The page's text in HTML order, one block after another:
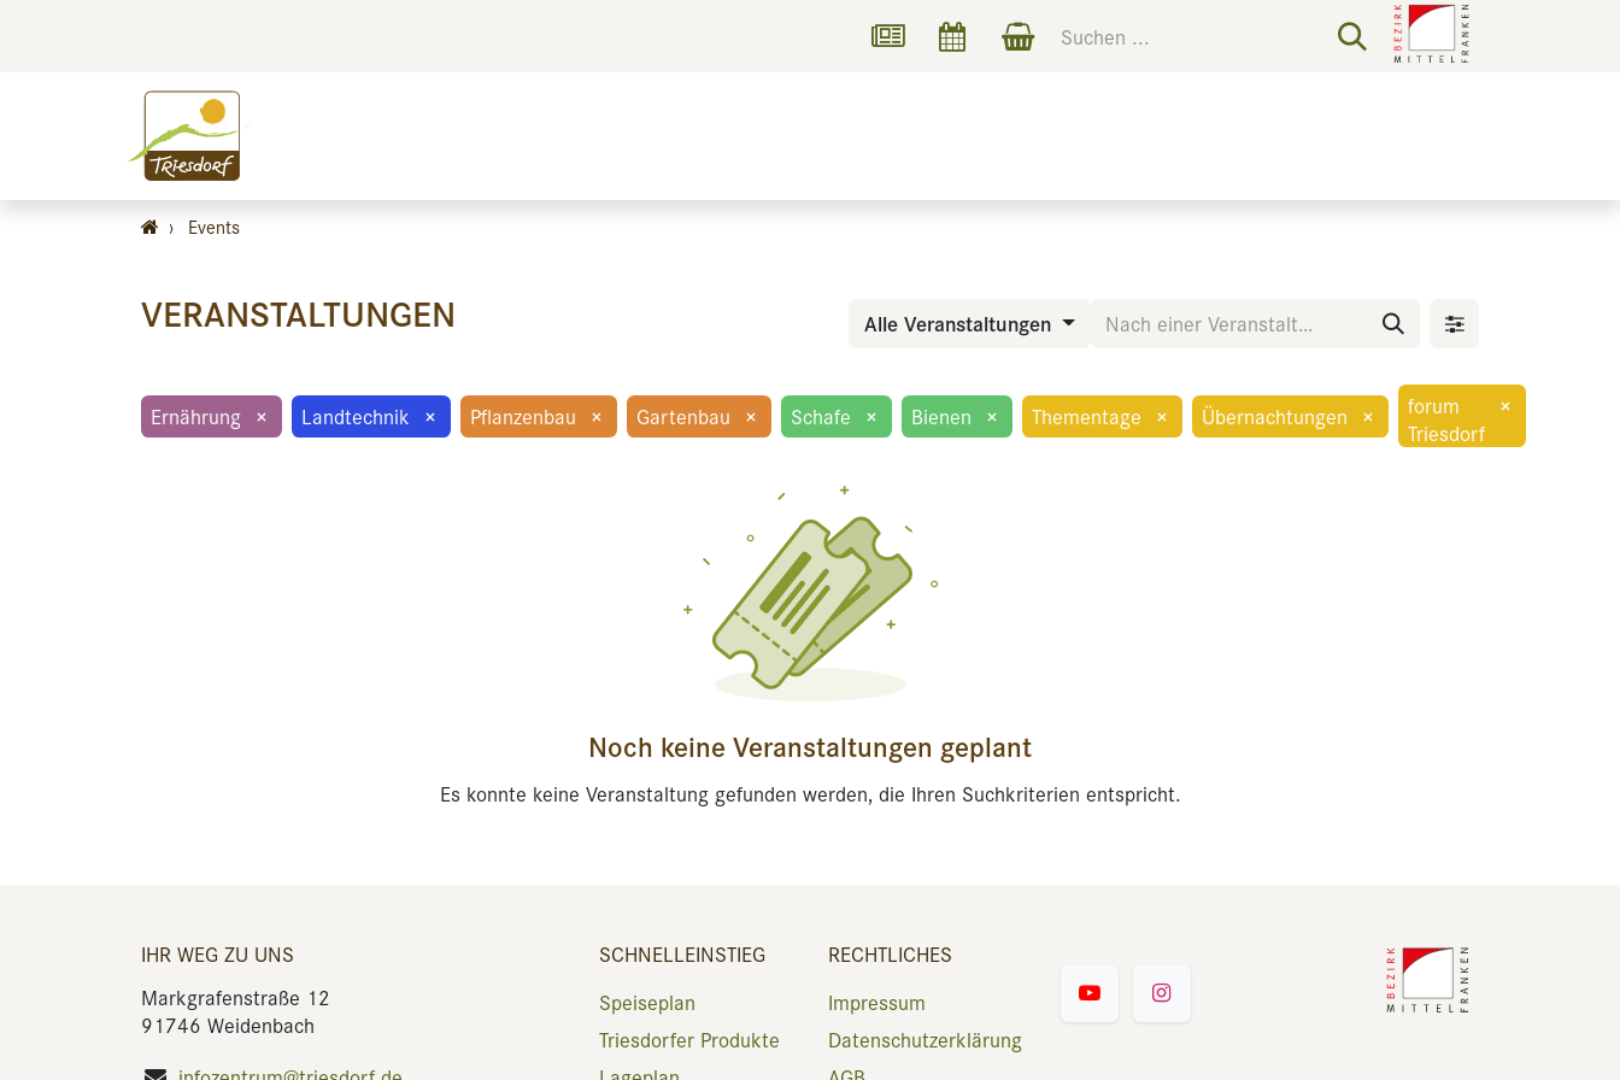
› Events
VERANSTALTUNGEN Alle Veranstaltungen
Ernährung × Landtechnik × Pflanzenbau × Gartenbau × Schafe × Bienen × Thementage × Übernachtungen ×
forum
Triesdorf
×
Noch keine Veranstaltungen geplant
Es konnte keine Veranstaltung gefunden werden, die Ihren Suchkriterien entspricht.
IHR WEG ZU UNS
Markgrafenstraße 12
91746 Weidenbach
SCHNELLEINSTIEG
Speiseplan
Triesdorfer Produkte
RECHTLICHES
Impressum
Datenschutzerklärung